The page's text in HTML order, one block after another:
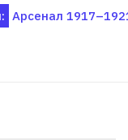
Арсенал